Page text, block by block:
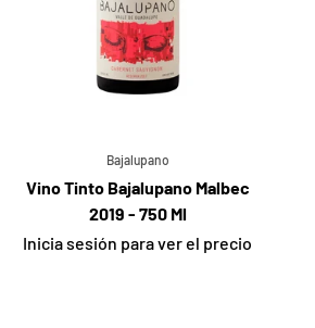
Bajalupano
Vino Tinto Bajalupano Malbec
2019 - 750 Ml
Inicia sesión para ver el precio